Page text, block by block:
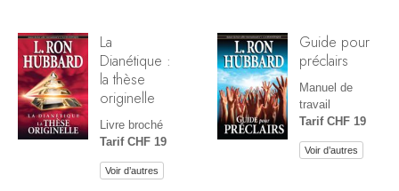
La
Dianétique :
la thèse
originelle
Livre broché
Tarif CHF 19
Voir d’autres
Guide pour
préclairs
Manuel de
travail
Tarif CHF 19
Voir d’autres